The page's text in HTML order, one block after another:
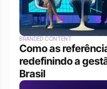
BRANDED CONTENT
Como as
redefinindo a
Brasil